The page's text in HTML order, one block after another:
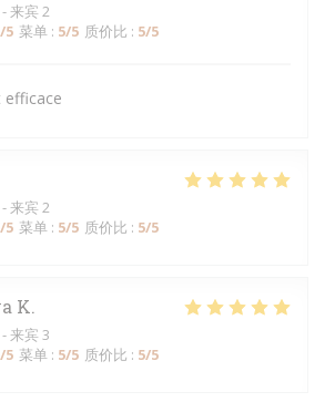
来宾 2
/5 菜单 : 5/5 质价比 : 5/5
efficace
来宾 2
/5 菜单 : 5/5 质价比 : 5/5
K
来宾 3
/5 菜单 : 5/5 质价比 : 5/5